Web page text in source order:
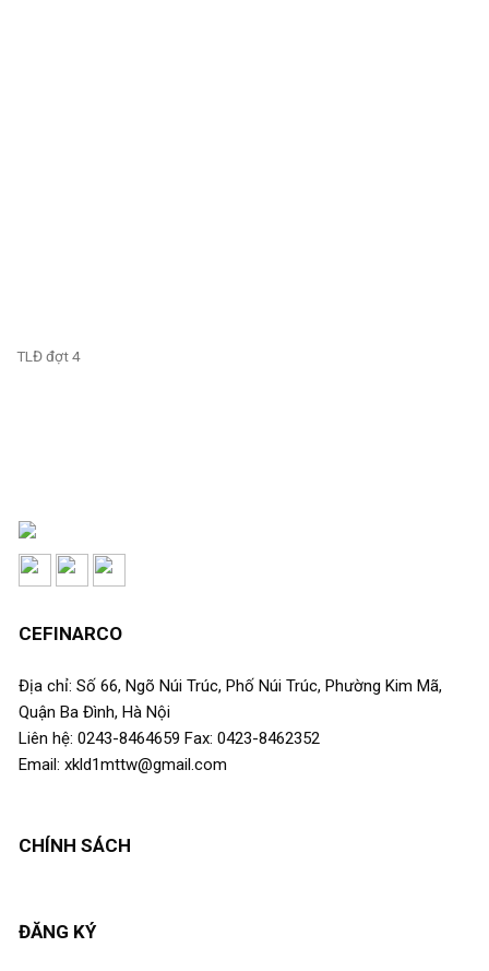
TLĐ đợt 4
CEFINARCO
Địa chỉ: Số 66, Ngõ Núi Trúc, Phố Núi Trúc, Phường Kim Mã,
Quận Ba Đình, Hà Nội
Liên hệ: 0243-8464659 Fax: 0423-8462352
Email: xkld1mttw@gmail.com
CHÍNH SÁCH
ĐĂNG KÝ